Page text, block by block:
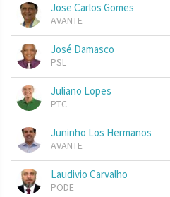
Jose Carlos Gomes
AVANTE
José Damasco
PSL
Juliano Lopes
PTC
Juninho Los Hermanos
AVANTE
Laudivio Carvalho
PODE